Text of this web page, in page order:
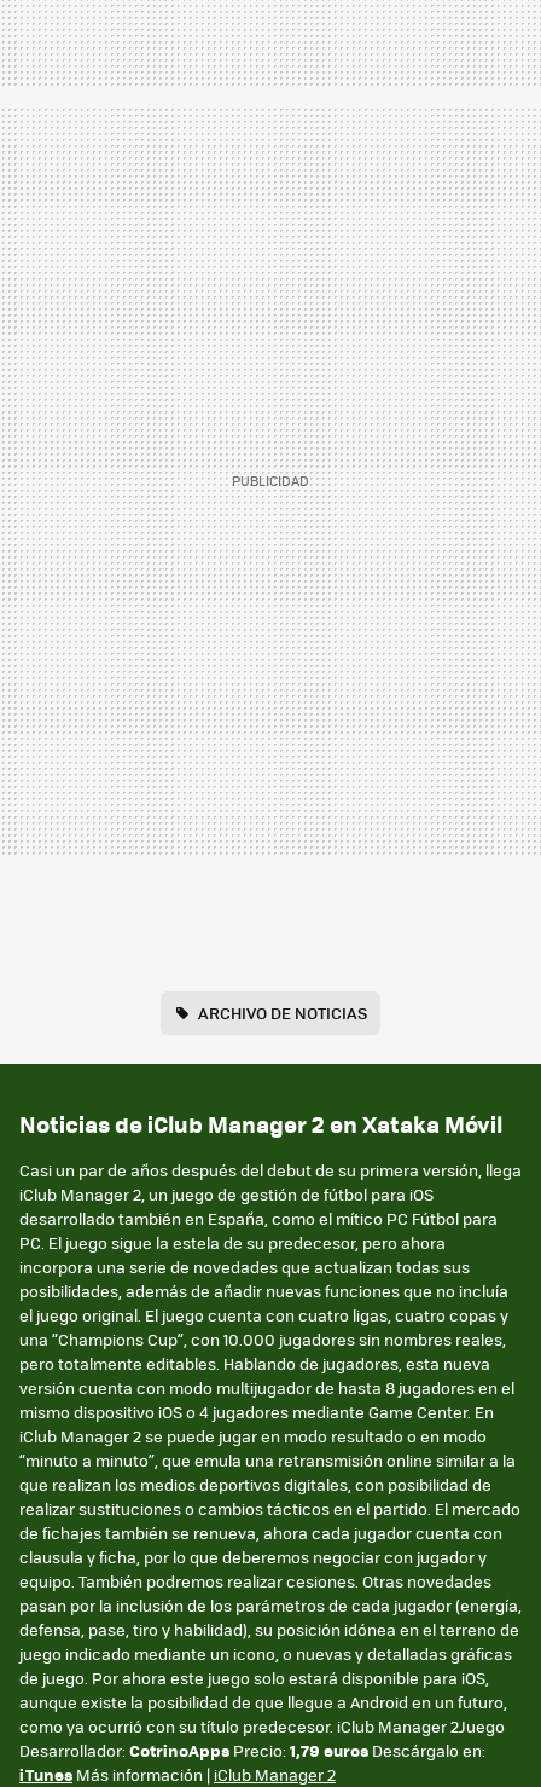
ARCHIVO DE NOTICIAS
Noticias de iClub Manager 2 en Xataka Móvil
Casi un par de años después del debut de su primera versión, llega
iClub Manager 2, un juego de gestión de fútbol para iOS
desarrollado también en España, como el mítico PC Fútbol para
PC. El juego sigue la estela de su predecesor, pero ahora
incorpora una serie de novedades que actualizan todas sus
posibilidades, además de añadir nuevas funciones que no incluía
el juego original. El juego cuenta con cuatro ligas, cuatro copas y
una “Champions Cup”, con 10.000 jugadores sin nombres reales,
pero totalmente editables. Hablando de jugadores, esta nueva
versión cuenta con modo multijugador de hasta 8 jugadores en el
mismo dispositivo iOS o 4 jugadores mediante Game Center. En
iClub Manager 2 se puede jugar en modo resultado o en modo
“minuto a minuto”, que emula una retransmisión online similar a la
que realizan los medios deportivos digitales, con posibilidad de
realizar sustituciones o cambios tácticos en el partido. El mercado
de fichajes también se renueva, ahora cada jugador cuenta con
clausula y ficha, por lo que deberemos negociar con jugador y
equipo. También podremos realizar cesiones. Otras novedades
pasan por la inclusión de los parámetros de cada jugador (energía,
defensa, pase, tiro y habilidad), su posición idónea en el terreno de
juego indicado mediante un icono, o nuevas y detalladas gráficas
de juego. Por ahora este juego solo estará disponible para iOS,
aunque existe la posibilidad de que llegue a Android en un futuro,
como ya ocurrió con su título predecesor. iClub Manager 2Juego
Desarrollador: CotrinoApps Precio: 1,79 euros Descárgalo en:
iTunes Más información |iClub Manager 2